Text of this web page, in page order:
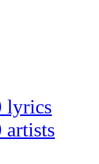
lyrics
artists